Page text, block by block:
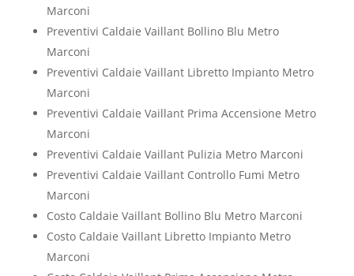
Marconi
Preventivi Caldaie Vaillant Bollino Blu Metro
Marconi
Preventivi Caldaie Vaillant Libretto Impianto Metro
Marconi
Preventivi Caldaie Vaillant Prima Accensione Metro
Marconi
Preventivi Caldaie Vaillant Pulizia Metro Marconi
Preventivi Caldaie Vaillant Controllo Fumi Metro
Marconi
Costo Caldaie Vaillant Bollino Blu Metro Marconi
Costo Caldaie Vaillant Libretto Impianto Metro
Marconi